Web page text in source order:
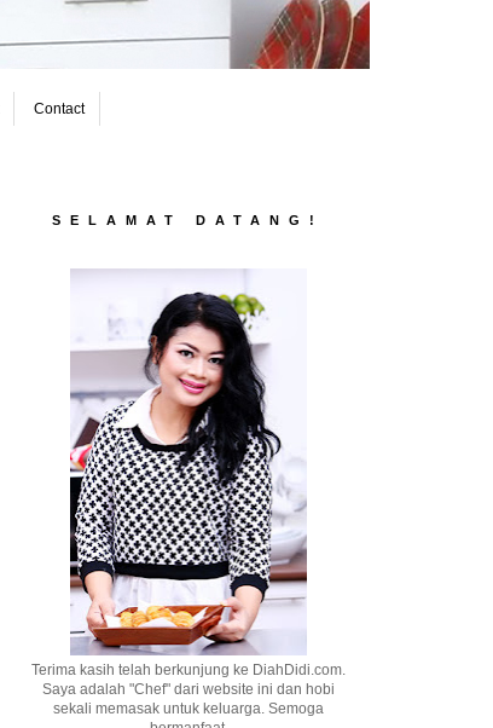
Contact
SELAMAT DATANG!
Terima kasih telah berkunjung ke DiahDidi.com.
Saya adalah "Chef" dari website ini dan hobi
sekali memasak untuk keluarga. Semoga